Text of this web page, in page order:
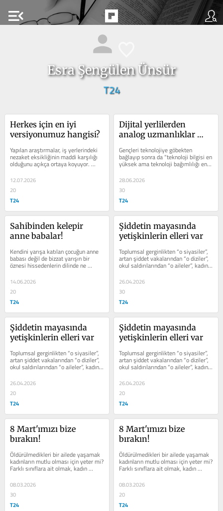
menu_open
Esra Şengülen Ünsür
T24
Herkes için en iyi
versiyonumuz hangisi?
Yapılan araştırmalar, iş yerlerindeki
nezaket eksikliğinin maddi karşılığı
olduğunu açıkça ortaya koyuyor.
Amerika’da yapılan bir...
12.07.2026
20
T24
Dijital yerlilerden
analog uzmanlıklar
Gençleri teknolojiye göbekten
bağlayıp sonra da “teknoloji bilgisi en
yüksek ama teknoloji bağımlılığı en
az olanlar kazanacak” demek çok
acımasızca!
28.06.2026
30
T24
Sahibinden kelepir
anne babalar!
Kendini yarışa katılan çocuğun anne
babası değil de bizzat yarışın bir
öznesi hissedenlerin dilinde ne
14.06.2026
20
T24
Şiddetin mayasında
yetişkinlerin elleri var
Toplumsal gerginlikten “o siyasiler”,
artan şiddet vakalarından “o diziler”,
okul saldırılarından “o aileler”, kadın
26.04.2026
30
T24
Şiddetin mayasında
yetişkinlerin elleri var
Toplumsal gerginlikten “o siyasiler”,
artan şiddet vakalarından “o diziler”,
okul saldırılarından “o aileler”, kadın
26.04.2026
20
T24
Şiddetin mayasında
yetişkinlerin elleri var
Toplumsal gerginlikten “o siyasiler”,
artan şiddet vakalarından “o diziler”,
okul saldırılarından “o aileler”, kadın
26.04.2026
20
T24
8 Mart'ımızı bize
bırakın!
Öldürülmedikleri bir ailede yaşamak
kadınların mutlu olması için yeter mi?
Farklı sınıflara ait olmak, kadın
08.03.2026
30
T24
8 Mart'ımızı bize
bırakın!
Öldürülmedikleri bir ailede yaşamak
kadınların mutlu olması için yeter mi?
Farklı sınıflara ait olmak, kadın
08.03.2026
20
T24